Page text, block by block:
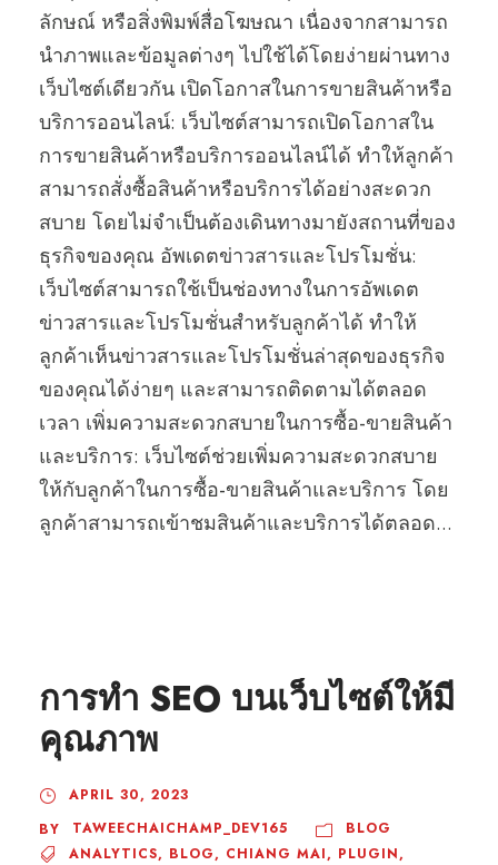
ลักษณ์ หรือสิ่งพิมพ์สื่อโฆษณา เนื่องจากสามารถ
นำภาพและข้อมูลต่างๆ ไปใช้ได้โดยง่ายผ่านทาง
เว็บไซต์เดียวกัน เปิดโอกาสในการขายสินค้าหรือ
บริการออนไลน์: เว็บไซต์สามารถเปิดโอกาสใน
การขายสินค้าหรือบริการออนไลน์ได้ ทำให้ลูกค้า
สามารถสั่งซื้อสินค้าหรือบริการได้อย่างสะดวก
สบาย โดยไม่จำเป็นต้องเดินทางมายังสถานที่ของ
ธุรกิจของคุณ อัพเดตข่าวสารและโปรโมชั่น:
เว็บไซต์สามารถใช้เป็นช่องทางในการอัพเดต
ข่าวสารและโปรโมชั่นสำหรับลูกค้าได้ ทำให้
ลูกค้าเห็นข่าวสารและโปรโมชั่นล่าสุดของธุรกิจ
ของคุณได้ง่ายๆ และสามารถติดตามได้ตลอด
เวลา เพิ่มความสะดวกสบายในการซื้อ-ขายสินค้า
และบริการ: เว็บไซต์ช่วยเพิ่มความสะดวกสบาย
ให้กับลูกค้าในการซื้อ-ขายสินค้าและบริการ โดย
ลูกค้าสามารถเข้าชมสินค้าและบริการได้ตลอด...
การทำ SEO บนเว็บไซต์ให้มี
คุณภาพ
APRIL 30, 2023
BY
TAWEECHAICHAMP_DEV165
BLOG
ANALYTICS, BLOG, CHIANG MAI, PLUGIN,